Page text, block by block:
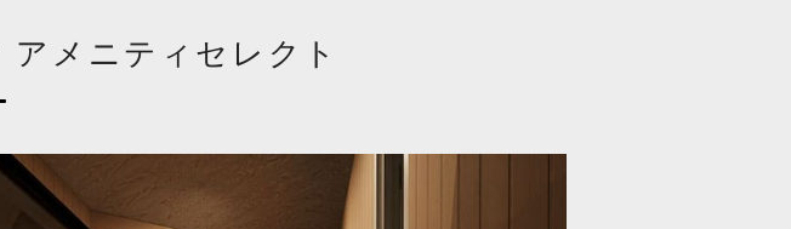
アメニティセレクト